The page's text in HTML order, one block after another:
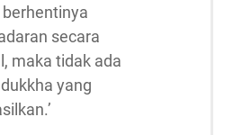
berhentinya
secara
maka tidak ada
dukkha yang